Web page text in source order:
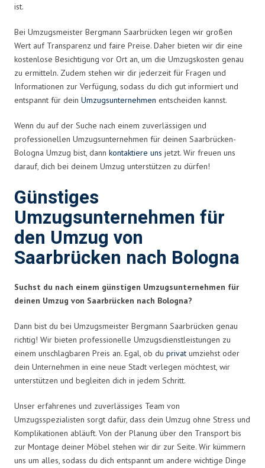
ist.
Bei Umzugsmeister Bergmann Saarbrücken legen wir großen
Wert auf Transparenz und faire Preise. Daher bieten wir dir eine
kostenlose Besichtigung vor Ort an, um die Umzugskosten genau
zu ermitteln. Zudem stehen wir dir jederzeit für Fragen und
Informationen zur Verfügung, sodass du dich gut informiert und
entspannt für dein Umzugsunternehmen entscheiden kannst.
Wenn du auf der Suche nach einem zuverlässigen und
professionellen Umzugsunternehmen für deinen Saarbrücken-
Bologna Umzug bist, dann kontaktiere uns jetzt. Wir freuen uns
darauf, dich bei deinem Umzug unterstützen zu dürfen!
Günstiges
Umzugsunternehmen für
den Umzug von
Saarbrücken nach Bologna
Suchst du nach einem günstigen Umzugsunternehmen für
deinen Umzug von Saarbrücken nach Bologna?
Dann bist du bei Umzugsmeister Bergmann Saarbrücken genau
richtig! Wir bieten professionelle Umzugsdienstleistungen zu
einem unschlagbaren Preis an. Egal, ob du privat umziehst oder
dein Unternehmen in eine neue Stadt verlegen möchtest, wir
unterstützen und begleiten dich in jedem Schritt.
Unser erfahrenes und zuverlässiges Team von
Umzugsspezialisten sorgt dafür, dass dein Umzug ohne Stress und
Komplikationen abläuft. Von der Planung über den Transport bis
zur Montage deiner Möbel stehen wir dir zur Seite. Wir kümmern
uns um alles, sodass du dich entspannt um andere wichtige Dinge